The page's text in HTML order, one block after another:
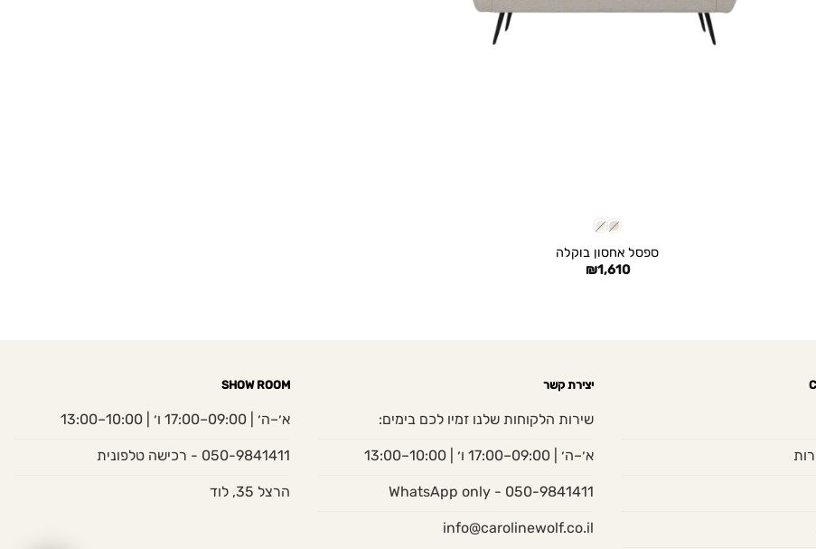
ספסל אחסון בוקלה
₪1,610
יצירת קשר
שירות הלקוחות שלנו זמיו לכם בימים:
א׳–ה׳ | 09:00–17:00 ו׳ | 10:00–13:00
050-9841411 - WhatsApp only
info@carolinewolf.co.il
SHOW ROOM
א׳–ה׳ | 09:00–17:00 ו׳ | 10:00–13:00
050-9841411 - רכישה טלפונית
הרצל 35, לוד